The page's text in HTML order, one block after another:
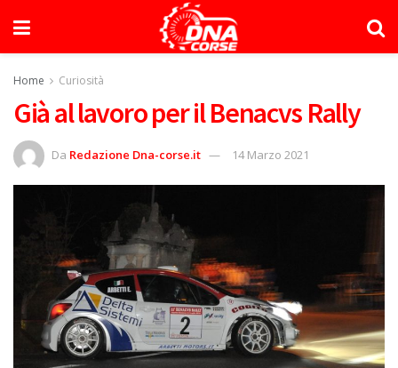
Home Curiosità
Già al lavoro per il Benacvs Rally
Da Redazione Dna-corse.it 14 Marzo 2021